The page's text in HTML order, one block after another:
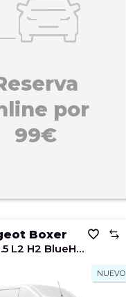
por
99€
Boxer
Furgón 3.5 L2 H2 BlueHDi 140 S&S 6v MAN
NUEVO